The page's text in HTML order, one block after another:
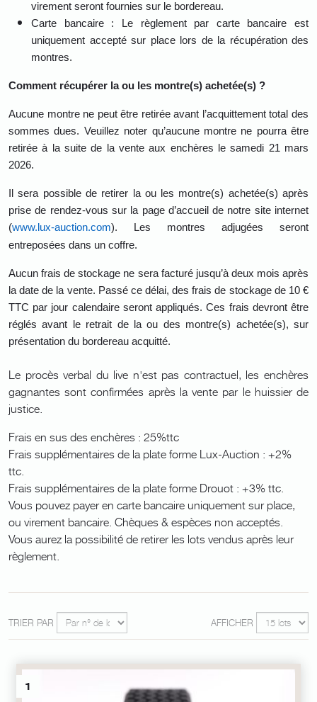
virement seront fournies sur le bordereau.
Carte bancaire : Le règlement par carte bancaire est
uniquement accepté sur place lors de la récupération des
montres.
Comment récupérer la ou les montre(s) achetée(s) ?
Aucune montre ne peut être retirée avant l’acquittement total des
sommes dues. Veuillez noter qu’aucune montre ne pourra être
retirée à la suite de la vente aux enchères le samedi 21 mars
2026.
Il sera possible de retirer la ou les montre(s) achetée(s) après
prise de rendez-vous sur la page d’accueil de notre site internet
(www.lux-auction.com). Les montres adjugées seront
entreposées dans un coffre.
Aucun frais de stockage ne sera facturé jusqu’à deux mois après
la date de la vente. Passé ce délai, des frais de stockage de 10 €
TTC par jour calendaire seront appliqués. Ces frais devront être
réglés avant le retrait de la ou des montre(s) achetée(s), sur
présentation du bordereau acquitté.
Le procès verbal du live n'est pas contractuel, les enchères
gagnantes sont confirmées après la vente par le huissier de
justice.
Frais en sus des enchères : 25%ttc
Frais supplémentaires de la plate forme Lux-Auction : +2%
ttc.
Frais supplémentaires de la plate forme Drouot : +3% ttc.
Vous pouvez payer en carte bancaire uniquement sur place,
ou virement bancaire. Chèques & espèces non acceptés.
Vous aurez la possibilité de retirer les lots vendus après leur
règlement.
TRIER PAR AFFICHER
1